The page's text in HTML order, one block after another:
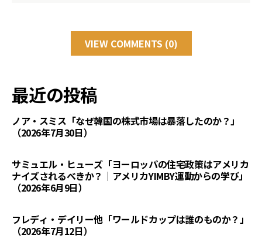
VIEW COMMENTS (0)
最近の投稿
ノア・スミス「なぜ韓国の株式市場は暴落したのか？」
（2026年7月30日）
サミュエル・ヒューズ「ヨーロッパの住宅政策はアメリカ
ナイズされるべきか？｜アメリカYIMBY運動からの学び」
（2026年6月9日）
フレディ・デイリー他「ワールドカップは誰のものか？」
（2026年7月12日）